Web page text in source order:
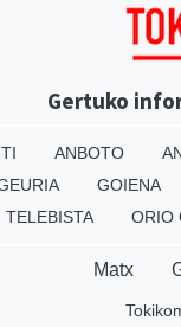
Gertuko
ANBOTO
GOIENA
ORIO
Matx